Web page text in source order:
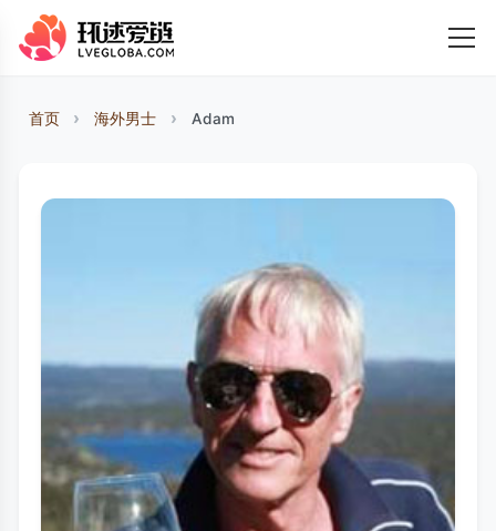
首页 海外男士 Adam